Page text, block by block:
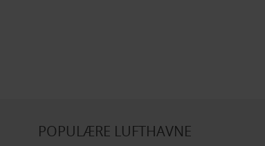
POPULÆRE LUFTHAVNE